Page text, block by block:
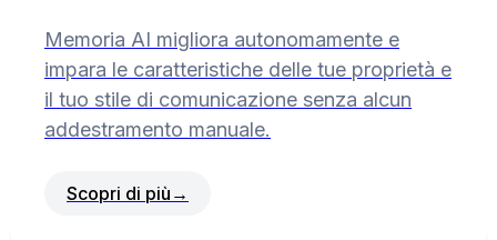
Memoria AI migliora autonomamente e
impara le caratteristiche delle tue proprietà e
il tuo stile di comunicazione senza alcun
addestramento manuale.
Scopri di più →